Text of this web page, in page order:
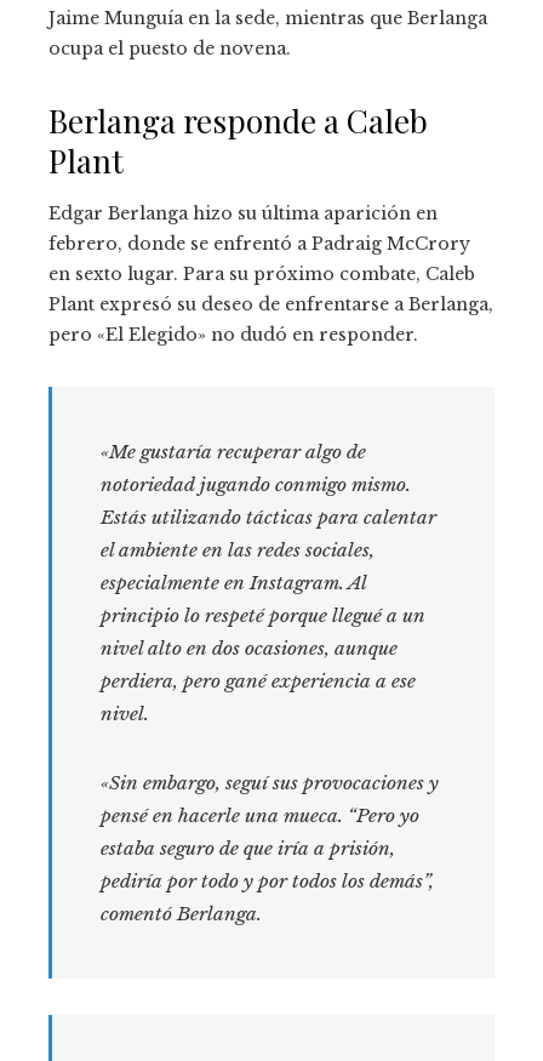
Jaime Munguía en la sede, mientras que Berlanga
ocupa el puesto de novena.
Berlanga responde a Caleb
Plant
Edgar Berlanga hizo su última aparición en
febrero, donde se enfrentó a Padraig McCrory
en sexto lugar. Para su próximo combate, Caleb
Plant expresó su deseo de enfrentarse a Berlanga,
pero «El Elegido» no dudó en responder.
«Me gustaría recuperar algo de
notoriedad jugando conmigo mismo.
Estás utilizando tácticas para calentar
el ambiente en las redes sociales,
especialmente en Instagram. Al
principio lo respeté porque llegué a un
nivel alto en dos ocasiones, aunque
perdiera, pero gané experiencia a ese
nivel.
«Sin embargo, seguí sus provocaciones y
pensé en hacerle una mueca. “Pero yo
estaba seguro de que iría a prisión,
pediría por todo y por todos los demás”,
comentó Berlanga.